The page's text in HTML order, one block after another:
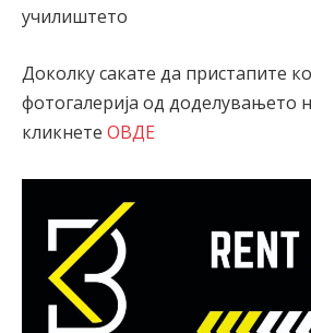
училиштето
Доколку сакате да пристапите
фотогалерија од доделувањето
кликнете ОВДЕ